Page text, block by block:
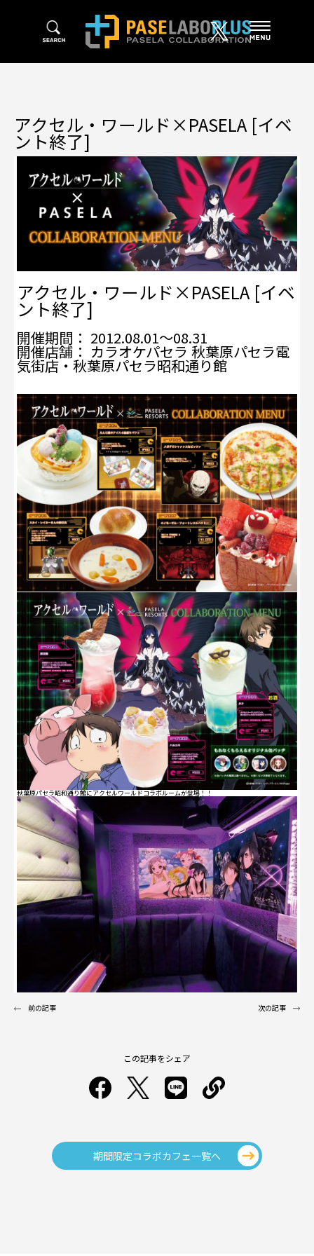
アクセル・ワールド×PASELA [イベ
ント終了]
アクセル・ワールド×PASELA [イベ
ント終了]
開催期間： 2012.08.01～08.31
開催店舗： カラオケパセラ 秋葉原パセラ電
気街店・秋葉原パセラ昭和通り館
秋葉原パセラ昭和通り館にアクセルワールドコラボルームが登場！！
前の記事 次の記事
この記事をシェア
期間限定コラボカフェ一覧へ